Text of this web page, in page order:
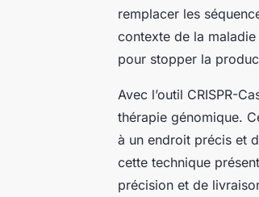
remplacer les
contexte de la
pour stopper la
Avec l’outil CRISPR-
thérapie génomique.
à un endroit précis et
cette technique
précision et de